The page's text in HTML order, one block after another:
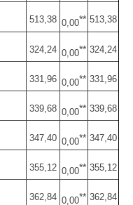
513,38 0,00** 513,38
324,24 0,00** 324,24
331,96 0,00** 331,96
339,68 0,00** 339,68
347,40 0,00** 347,40
355,12 0,00** 355,12
362,84 0,00** 362,84